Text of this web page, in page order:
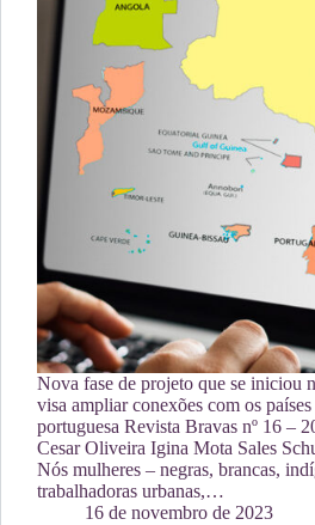
Nova fase de projeto que se iniciou
visa ampliar conexões com os
portuguesa Revista Bravas nº 16 –
Cesar Oliveira Igina Mota Sales
Nós mulheres – negras, brancas,
trabalhadoras urbanas,…
16 de novembro de 2023